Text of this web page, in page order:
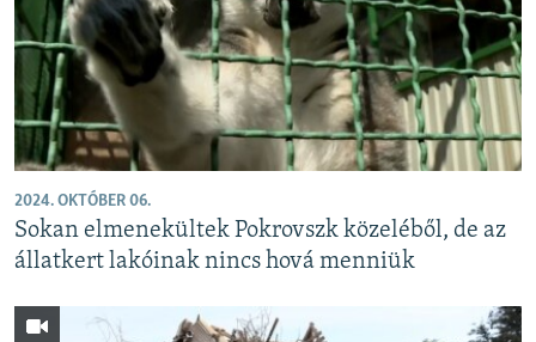
2024. OKTÓBER 06.
Sokan elmenekültek Pokrovszk közeléből, de az
állatkert lakóinak nincs hová menniük